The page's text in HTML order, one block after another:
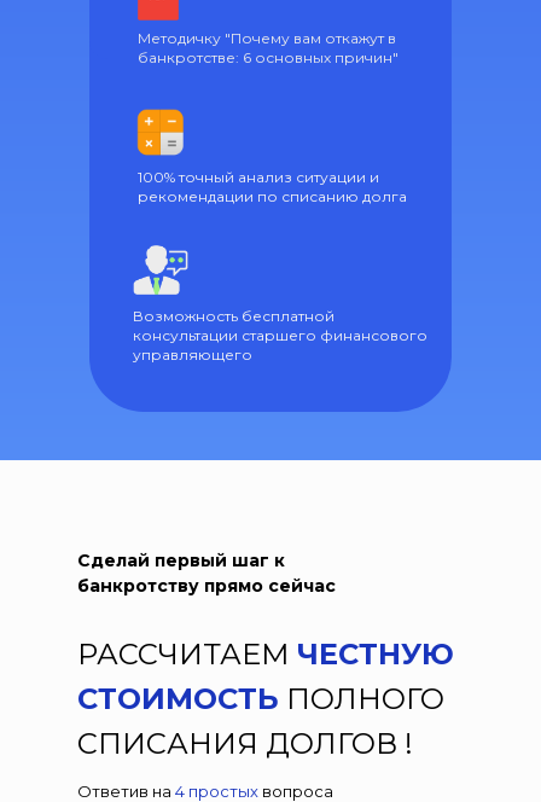
Методичку "Почему вам откажут в
банкротстве: 6 основных причин"
Возможность бесплатной
консультации старшего финансового
управляющего
100% точный анализ ситуации и
рекомендации по списанию долга
Сделай первый шаг к
банкротству прямо сейчас
РАССЧИТАЕМ ЧЕСТНУЮ
СТОИМОСТЬ ПОЛНОГО
СПИСАНИЯ ДОЛГОВ !
Ответив на 4 простых вопроса